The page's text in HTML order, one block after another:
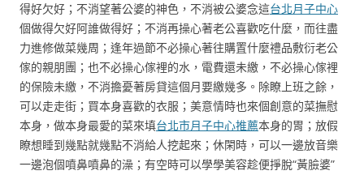
得好欠好；不消望著公婆的神色，不消被公婆念這台北月子中心
個做得欠好阿誰做得好；不消再操心著老公喜歡吃什麼，而往盡
力進修做菜幾周；逢年過節不必操心著往購置什麼禮品敷衍老公
傢的親朋團；也不必操心傢裡的水，電費還未繳，不必操心傢裡
的保險未繳，不消擔憂著房貸這個月要繳幾多。除瞭上班之餘，
可以走走街；買本身喜歡的衣服；美意情時也來個創意的菜撫慰
本身，做本身最愛的菜來填台北市月子中心推薦本身的胃；放假
瞭想睡到幾點就幾點不消給人挖起來；休閑時，可以一邊放音樂
一邊泡個噴鼻噴鼻的澡；有空時可以學學美容趁便掙脫“黃臉婆”